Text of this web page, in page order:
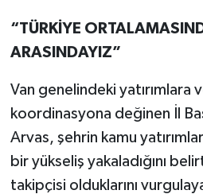
“TÜRKİYE
ARASINDAYIZ”
Van genelindeki yatırımlara
koordinasyona değinen İl
Arvas, şehrin kamu
bir yükseliş yakaladığını
takipçisi olduklarını